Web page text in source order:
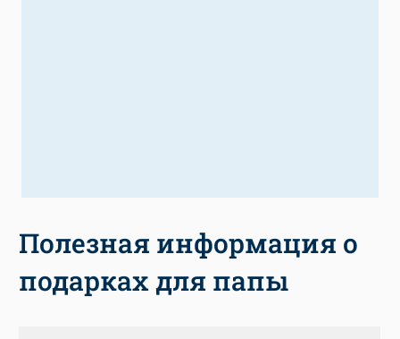
Полезная информация о
подарках для папы